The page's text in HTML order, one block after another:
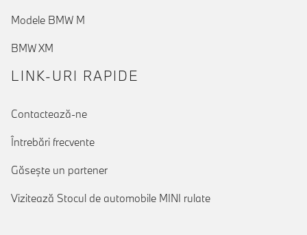
Modele BMW M
BMW XM
LINK-URI RAPIDE
Contactează-ne
Întrebări frecvente
Găseşte un partener
Vizitează Stocul de automobile MINI rulate